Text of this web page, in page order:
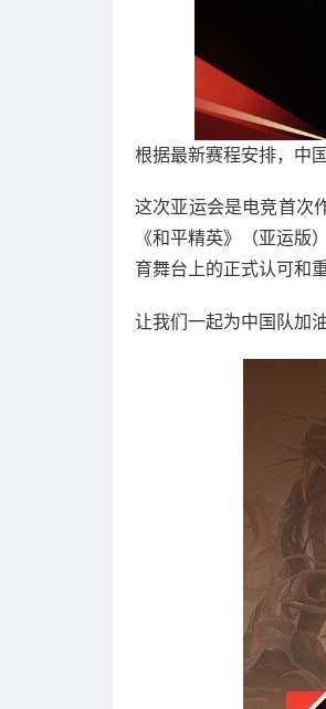
根据最新赛程安排，中
这次亚运会是电竞首次
《和平精英》（亚运版
育舞台上的正式认可和
让我们一起为中国队加